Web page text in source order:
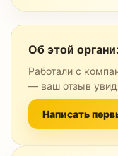
Об этой
Работали с
— ваш отзыв
Написать